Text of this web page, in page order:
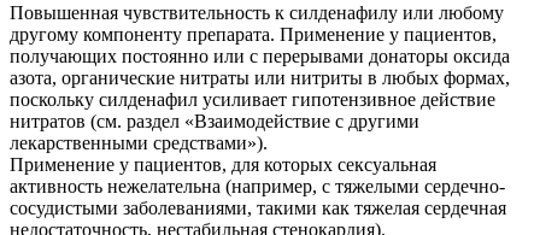
Повышенная чувствительность к силденафилу или любому
другому компоненту препарата. Применение у пациентов,
получающих постоянно или с перерывами донаторы оксида
азота, органические нитраты или нитриты в любых формах,
поскольку силденафил усиливает гипотензивное действие
нитратов (см. раздел «Взаимодействие с другими
лекарственными средствами»).
Применение у пациентов, для которых сексуальная
активность нежелательна (например, с тяжелыми сердечно-
сосудистыми заболеваниями, такими как тяжелая сердечная
недостаточность, нестабильная стенокардия).